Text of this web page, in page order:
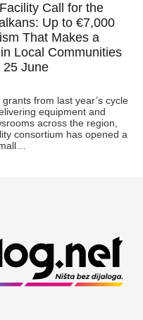
Call for the
Up to €7,000
That Makes a
Local Communities
25 June
from last year’s cycle
equipment and
across the region,
consortium has opened a